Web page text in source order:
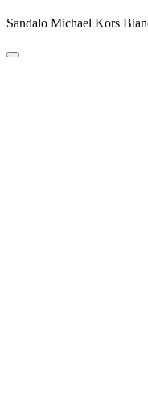
Sandalo Michael Kors